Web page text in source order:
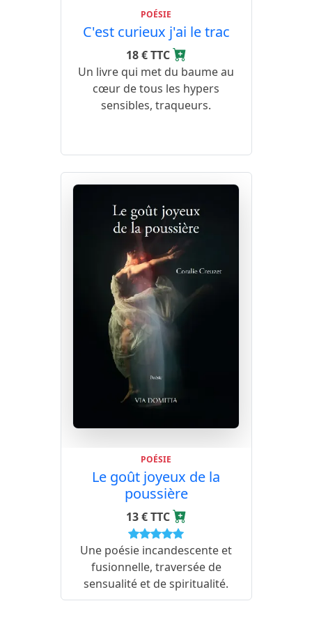
POÉSIE
C'est curieux j'ai le trac
18 € TTC
Un livre qui met du baume au
cœur de tous les hypers
sensibles, traqueurs.
POÉSIE
Le goût joyeux de la
poussière
13 € TTC
Une poésie incandescente et
fusionnelle, traversée de
sensualité et de spiritualité.